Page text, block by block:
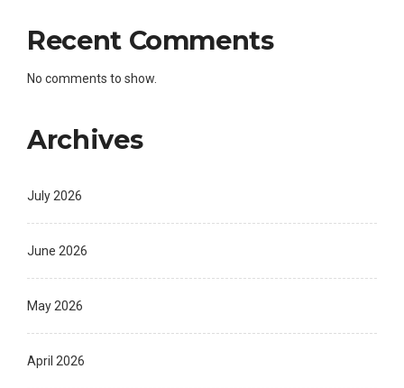
Recent Comments
No comments to show.
Archives
July 2026
June 2026
May 2026
April 2026